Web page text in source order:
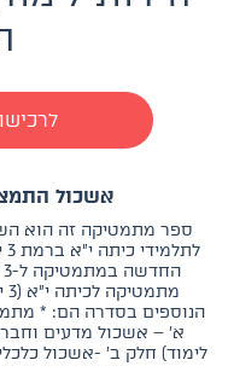
אשכול
ספר מתמטיקה זה הוא
לימוד) חלק ב׳ -אשכול